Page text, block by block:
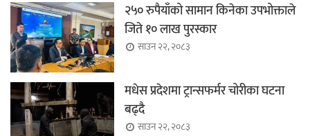
२५० रुपैयाँको सामान किनेका उपभोक्ताले
जिते १० लाख पुरस्कार
साउन २२, २०८३
मधेस प्रदेशमा ट्रान्सफर्मर चोरीका घटना
बढ्दै
साउन २२, २०८३